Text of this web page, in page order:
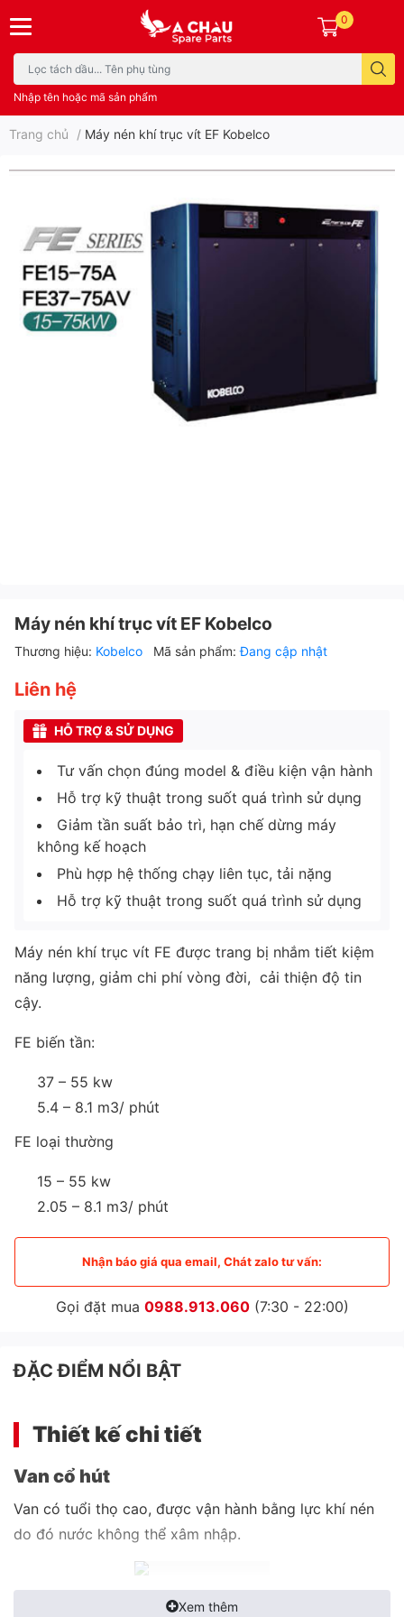
Nhập tên hoặc mã sản phẩm
0
Trang chủ / Máy nén khí trục vít EF Kobelco
Máy nén khí trục vít EF Kobelco
Thương hiệu: Kobelco Mã sản phẩm:Đang cập nhật
Liên hệ
HỖ TRỢ & SỬ DỤNG
Tư vấn chọn đúng model & điều kiện vận hành
Hỗ trợ kỹ thuật trong suốt quá trình sử dụng
Giảm tần suất bảo trì, hạn chế dừng máy
không kế hoạch
Phù hợp hệ thống chạy liên tục, tải nặng
Hỗ trợ kỹ thuật trong suốt quá trình sử dụng
Máy nén khí trục vít FE được trang bị nhắm tiết kiệm
năng lượng, giảm chi phí vòng đời, cải thiện độ tin
cậy.
FE biến tần:
37 – 55 kw
5.4 – 8.1 m3/ phút
FE loại thường
15 – 55 kw
2.05 – 8.1 m3/ phút
Nhận báo giá qua email, Chát zalo tư vấn:
Gọi đặt mua 0988.913.060(7:30 - 22:00)
ĐẶC ĐIỂM NỔI BẬT
Thiết kế chi tiết
Van cổ hút
Van có tuổi thọ cao, được vận hành bằng lực khí nén
do đó nước không thể xâm nhập.
Chịu đựng nhiệt độ môi trường cao
Xem thêm